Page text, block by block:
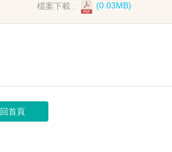
檔案下載 : (0.03MB)
回首頁